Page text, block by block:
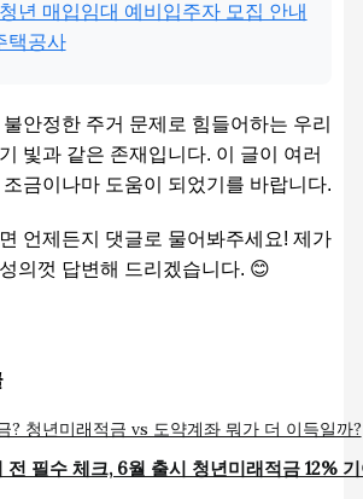
년 매입임대 예비입주자 모집 안내
택공사
불안정한 주거 문제로 힘들어하는 우리
빛과 같은 존재입니다. 이 글이 여러
금이나마 도움이 되었기를 바랍니다.
언제든지 댓글로 물어봐주세요! 제가
의껏 답변해 드리겠습니다. 😊
전 필수 체크, 6월 출시 청년미래적금 12%